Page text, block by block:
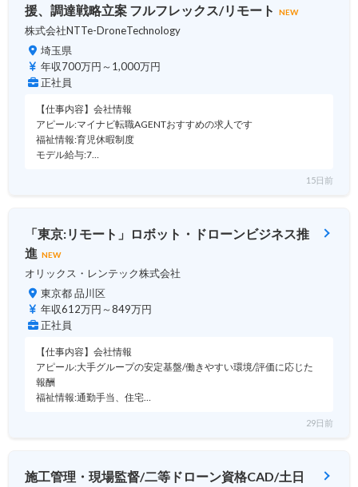
援、調達戦略立案 フルフレックス/リモート
NEW
株式会社NTTe-DroneTechnology
埼玉県
年収700万円～1,000万円
正社員
【仕事内容】会社情報
アピール:マイナビ転職AGENTおすすめの求人です
福祉情報:育児休暇制度
モデル給与:7…
15日前
「東京:リモート」ロボット・ドローンビジネス推
進 NEW
オリックス・レンテック株式会社
東京都 品川区
年収612万円～849万円
正社員
【仕事内容】会社情報
アピール:大手グループの安定基盤/働きやすい環境/評価に応じた
報酬
福祉情報:通勤手当、住宅…
29日前
施工管理・現場監督/二等ドローン資格CAD/土日